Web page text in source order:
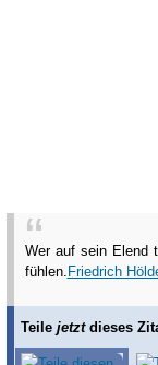
Wer auf sein Elend
fühlen. Friedrich
Teile jetztdieses